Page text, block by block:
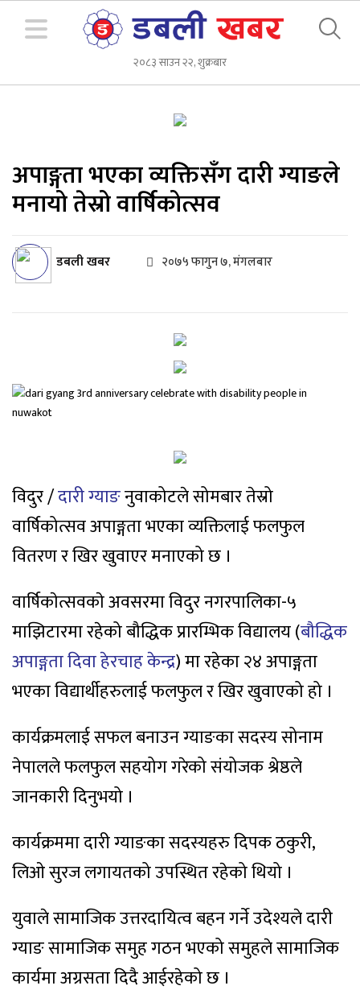
२०८३ साउन २२, शुक्रबार
अपाङ्गता भएका व्यक्तिसँग दारी ग्याङले
मनायो तेस्रो वार्षिकोत्सव
डबली खबर २०७५ फागुन ७, मंगलबार
विदुर /दारी ग्याङनुवाकोटले सोमबार तेस्रो
वार्षिकोत्सव अपाङ्गता भएका व्यक्तिलाई फलफुल
वितरण र खिर खुवाएर मनाएको छ ।
वार्षिकाेत्सवकाे अवसरमा विदुर नगरपालिका-५
माझिटारमा रहेको बौद्धिक प्रारम्भिक विद्यालय (बौद्धिक
अपाङ्गता दिवा हेरचाह केन्द्र) मा रहेका २४ अपाङ्गता
भएका विद्यार्थीहरुलाई फलफुल र खिर खुवाएको हो ।
कार्यक्रमलाई सफल बनाउन ग्याङका सदस्य सोनाम
नेपालले फलफुल सहयोग गरेको संयोजक श्रेष्ठले
जानकारी दिनुभयो ।
कार्यक्रममा दारी ग्याङका सदस्यहरु दिपक ठकुरी,
लिओ सुरज लगायतको उपस्थित रहेको थियो ।
युवाले सामाजिक उत्तरदायित्व बहन गर्ने उदेश्यले दारी
ग्याङ सामाजिक समुह गठन भएको समुहले सामाजिक
कार्यमा अग्रसता दिदै आईरहेको छ ।